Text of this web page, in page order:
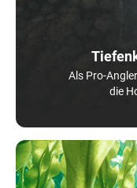
Als Pro-
die